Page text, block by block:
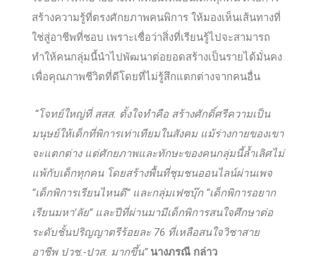
สร้างความรู้ที่ตรงศักยภาพคนพิการ ให้มองเห็นเส้นทางที่
ใช่สู่อาชีพที่ชอบ เพราะเชื่อว่าสิ่งที่เรียนรู้ไปจะสามารถ
ทำให้คนกลุ่มนี้นำไปพัฒนาต่อยอดสร้างเป็นรายได้มั่นคง
เพื่อคุณภาพชีวิตที่ดีโดยที่ไม่รู้สึกแตกต่างจากคนอื่น
“โจทย์ใหญ่ที่ สสส. ตั้งใจทำคือ สร้างศักดิ์ศรีความเป็น
มนุษย์ให้เด็กที่พิการเท่าเทียมในสังคม แม้ร่างกายของเขา
จะแตกต่าง แต่ศักยภาพและทักษะของคนกลุ่มนี้ล้ำเลิศไม่
แพ้กับเด็กทุกคน โดยสร้างพื้นที่ชุมชนออนไลน์ผ่านเพจ
“เด็กพิการเรียนไหนดี” และกลุ่มเฟซบุ๊ก “เด็กพิการอยาก
เรียนมหา’ลัย” และปีที่ผ่านมามีเด็กพิการสนใจศึกษาต่อ
ระดับชั้นปริญญาตรีร้อยละ 76 ที่เหลือสนใจวิชาสาย
อาชีพ ปวช.-ปวส. มากขึ้น” นางภรณี กล่าว